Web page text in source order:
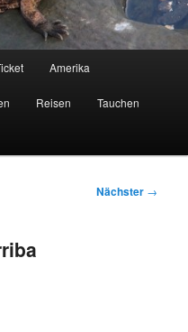
Amerika
Reisen Tauchen
Nächster →